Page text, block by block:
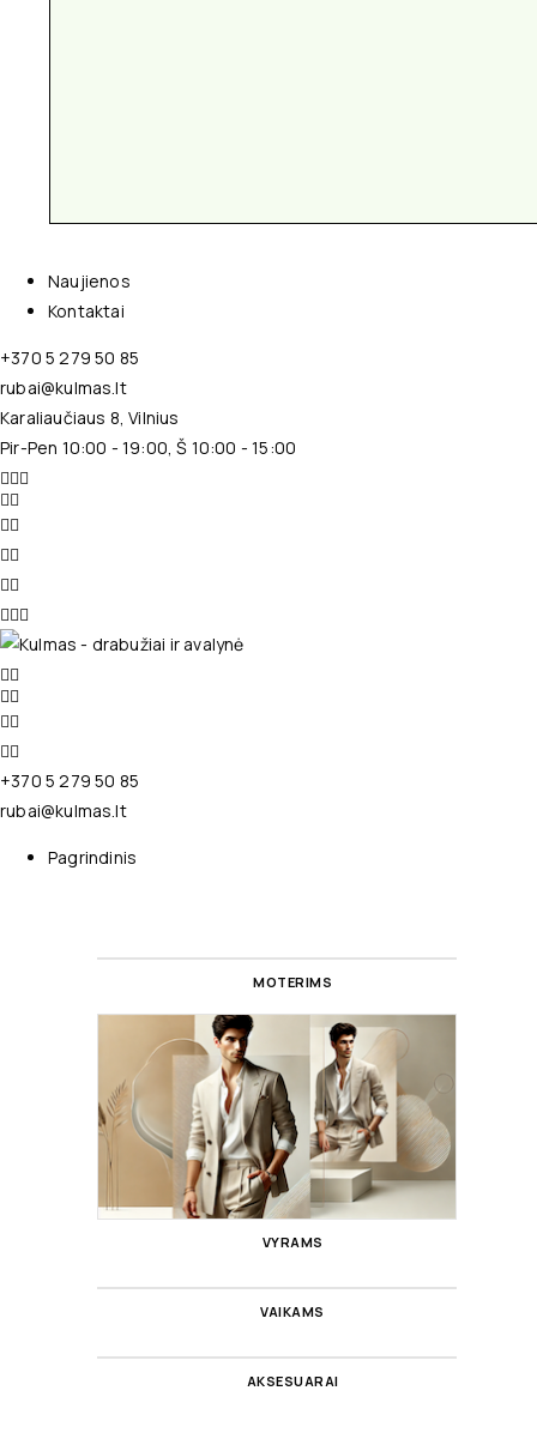
Naujienos
Kontaktai
+370 5 279 50 85
rubai@kulmas.lt
Karaliaučiaus 8, Vilnius
Pir-Pen 10:00 - 19:00, Š 10:00 - 15:00
+370 5 279 50 85
rubai@kulmas.lt
Pagrindinis
MOTERIMS
VYRAMS
VAIKAMS
AKSESUARAI